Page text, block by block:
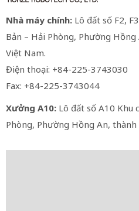
Nhà máy chính: Lô đất số F2,
Bản – Hải Phòng, Phường
Việt Nam.
Điện thoại: +84-225-3743030
Fax: +84-225-3743044
Xưởng A10: Lô đất số A10 Khu
Phòng, Phường Hồng An,